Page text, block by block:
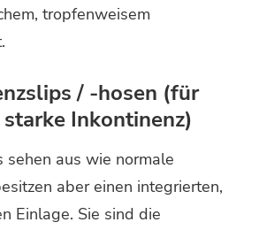
tropfenweisem
/ -hosen (für
Inkontinenz)
sehen aus wie normale
aber einen integrierten,
Einlage. Sie sind die